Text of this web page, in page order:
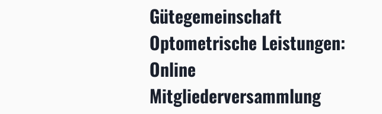
Gütegemeinschaft
Optometrische Leistungen:
Online
Mitgliederversammlung